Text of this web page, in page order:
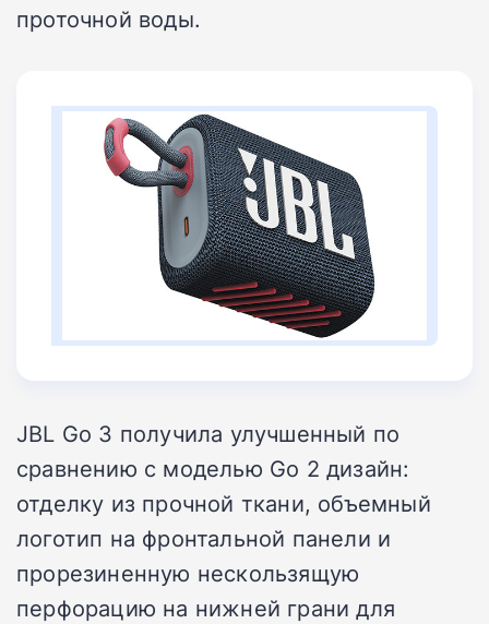
проточной воды.
JBL Go 3 получила улучшенный по
сравнению с моделью Go 2 дизайн:
отделку из прочной ткани, объемный
логотип на фронтальной панели и
прорезиненную нескользящую
перфорацию на нижней грани для